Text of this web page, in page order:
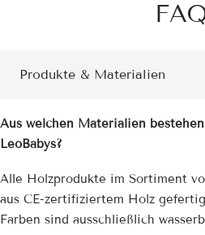
Produkte & Materialien
Aus welchen Materialien
LeoBabys?
Alle Holzprodukte im Sortiment
aus CE-zertifiziertem Holz
Farben sind ausschließlich